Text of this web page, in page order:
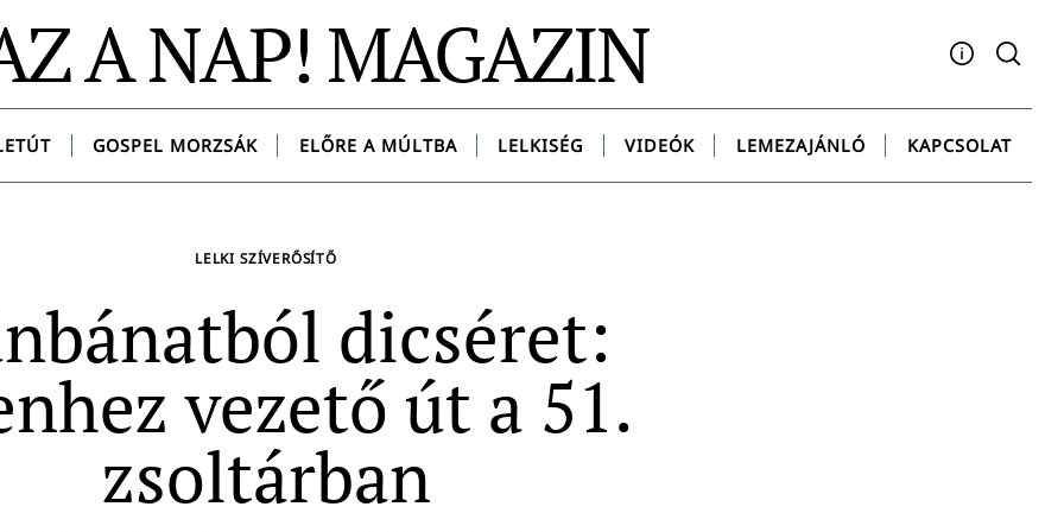
A NAP! MAGAZIN
Facebook
YouTubeInstagram
TwitterSpotify
GOSPEL MORZSÁK ELŐRE A MÚLTBA LELKISÉG VIDEÓK LEMEZAJÁNLÓ KAPCSOLAT
LELKI SZÍVERŐSÍTŐ
dicséret:
vezető út a 51.
zsoltárban